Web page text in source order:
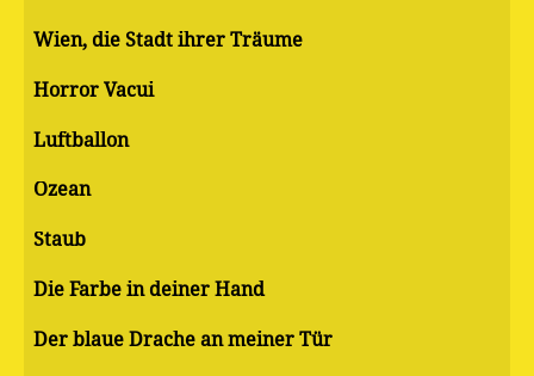
Wien, die Stadt ihrer Träume
Horror Vacui
Luftballon
Ozean
Staub
Die Farbe in deiner Hand
Der blaue Drache an meiner Tür